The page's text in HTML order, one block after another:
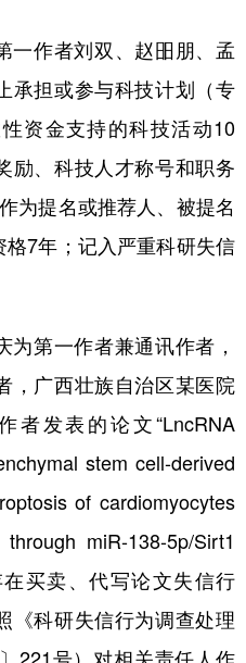
作者刘双、赵昍朋、孟
承担或参与科技计划（专
资金支持的科技活动10
励、科技人才称号和职务
为提名或推荐人、被提名
7年；记入严重科研失信
第一作者兼通讯作者，
，广西壮族自治区某医院
者发表的论文“LncRNA
stem cell-derived
of cardiomyocytes
miR-138-5p/Sirt1
买卖、代写论文失信行
《科研失信行为调查处理
221号）对相关责任人作